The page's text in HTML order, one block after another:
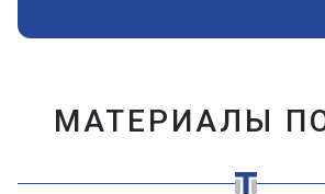
МАТЕРИАЛЫ